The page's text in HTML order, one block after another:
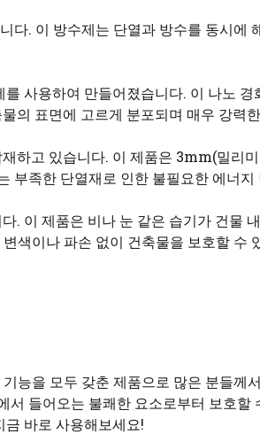
다. 이 방수제는 단열과 방수를 동시에
사용하여 만들어졌습니다. 이 나노
의 표면에 고르게 분포되며 매우 강력
하고 있습니다. 이 제품은 3mm(밀리
부족한 단열재로 인한 불필요한 에너지
. 이 제품은 비나 눈 같은 습기가 건물
색이나 파손 없이 건축물을 보호할 수
능을 모두 갖춘 제품으로 많은 분들께
들어오는 불쾌한 요소로부터 보호할
바로 사용해보세요!